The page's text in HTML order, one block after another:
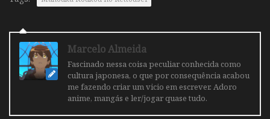
Marcelo Almeida
Fascinado nessa coisa peculiar conhecida como
cultura japonesa, o que por consequência acabou
me fazendo criar um vicio em escrever. Adoro
anime, mangás e ler/jogar quase tudo.